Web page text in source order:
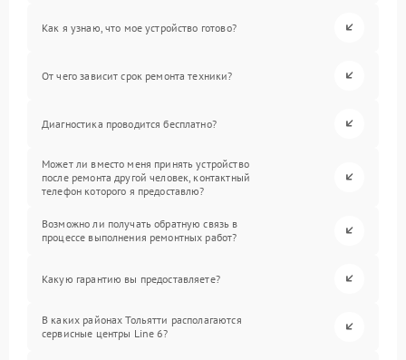
Как я узнаю, что мое устройство готово?
От чего зависит срок ремонта техники?
Диагностика проводится бесплатно?
Может ли вместо меня принять устройство
после ремонта другой человек, контактный
телефон которого я предоставлю?
Возможно ли получать обратную связь в
процессе выполнения ремонтных работ?
Какую гарантию вы предоставляете?
В каких районах Тольятти располагаются
сервисные центры Line 6?